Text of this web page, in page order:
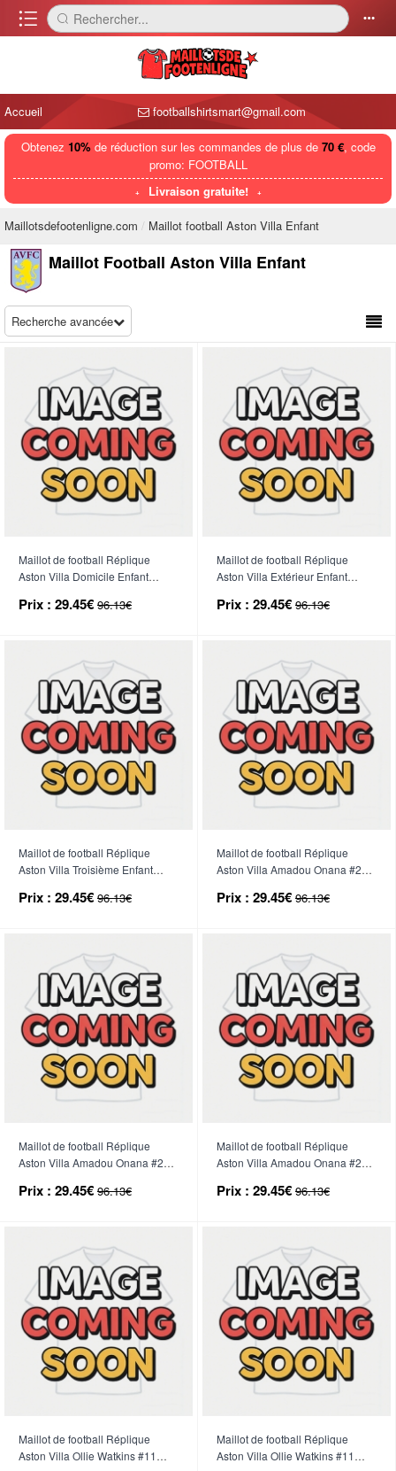
󰈍 󰅼 Rechercher... 󰄒
Accueil footballshirtsmart@gmail.com
Obtenez 10%de réduction sur les commandes de plus de 70 €, code
promo: FOOTBALL
Livraison gratuite!
Maillotsdefootenligne.com Maillot football Aston Villa Enfant
Maillot Football Aston Villa Enfant
Recherche avancée
Maillot de football Réplique
Aston Villa Domicile Enfant
Pantalon court)
Prix : 29.45€ 96.13€
Maillot de football Réplique
Aston Villa Extérieur Enfant
Pantalon court)
Prix : 29.45€ 96.13€
Maillot de football Réplique
Aston Villa Troisième Enfant
Pantalon court)
Prix : 29.45€ 96.13€
Maillot de football Réplique
Aston Villa Amadou Onana #24
Manche Courte (+ Pantalon
Prix : 29.45€ 96.13€
Maillot de football Réplique
Aston Villa Amadou Onana #24
Manche Courte (+ Pantalon
Prix : 29.45€ 96.13€
Maillot de football Réplique
Aston Villa Amadou Onana #24
Manche Courte (+ Pantalon
Prix : 29.45€ 96.13€
Maillot de football Réplique
Aston Villa Ollie Watkins #11
Maillot de football Réplique
Aston Villa Ollie Watkins #11